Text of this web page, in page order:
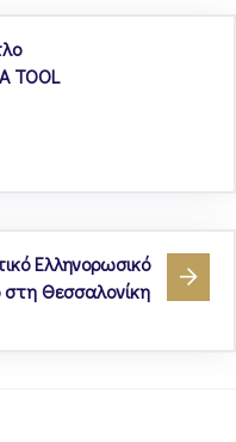
TOOL
Ελληνορωσικό
στη Θεσσαλονίκη